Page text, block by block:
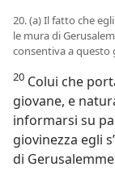
20. (a) Il fatto che
le mura di
consentiva a questo
20 Colui che
giovane, e
informarsi su
giovinezza egli
di